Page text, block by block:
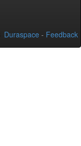
Duraspace - Feedback